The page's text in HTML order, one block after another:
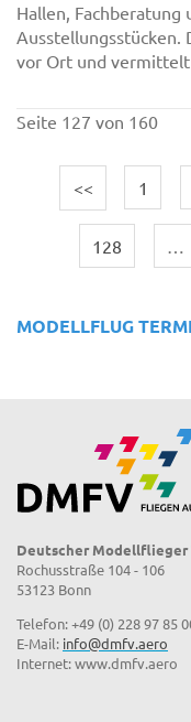
Hallen,
Ausstellungsstücken.
vor Ort und vermittelt
Seite 127 von 160
<< 1
128 …
MODELLFLUG
Deutscher Modellflieger
Rochusstraße 104 - 106
53123 Bonn
Telefon: +49 (0) 228 97 85
E-Mail: info@dmfv.aero
Internet: www.dmfv.aero